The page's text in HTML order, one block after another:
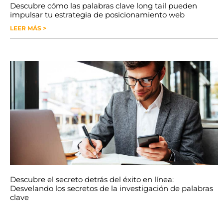
Descubre cómo las palabras clave long tail pueden
impulsar tu estrategia de posicionamiento web
LEER MÁS >
Descubre el secreto detrás del éxito en línea:
Desvelando los secretos de la investigación de palabras
clave